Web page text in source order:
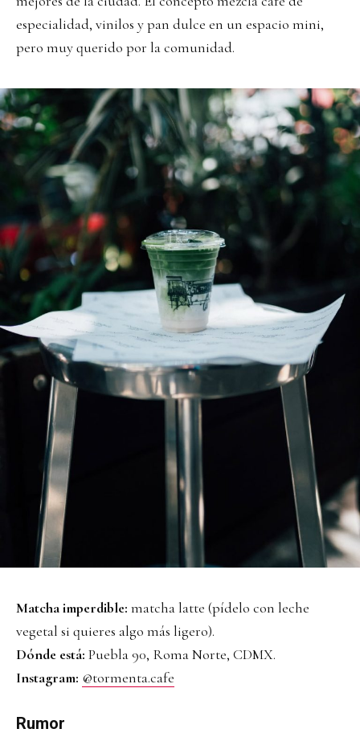
especialidad, vinilos y pan dulce en un espacio mini,
pero muy querido por la comunidad.
Matcha imperdible: matcha latte (pídelo con leche
vegetal si quieres algo más ligero).
Dónde está: Puebla 90, Roma Norte, CDMX.
Instagram: @tormenta.cafe
Rumor